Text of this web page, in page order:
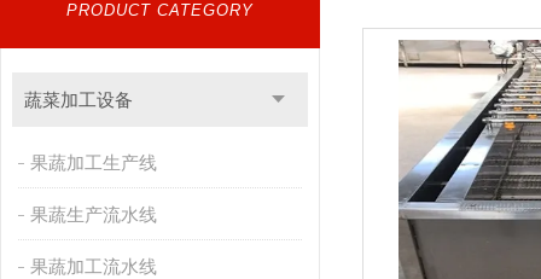
PRODUCT CATEGORY
蔬菜加工设备
果蔬加工生产线
果蔬生产流水线
果蔬加工流水线